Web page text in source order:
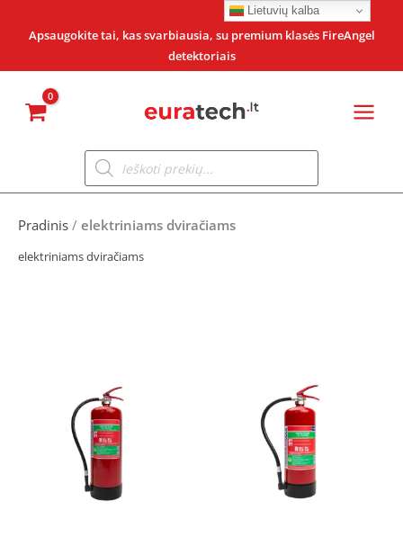
Apsaugokite tai, kas svarbiausia, su premium klasės FireAngel
detektoriais
Products
search
Pradinis / elektriniams dviračiams
elektriniams dviračiams
was:
€93.00.
Lietuvių kalba